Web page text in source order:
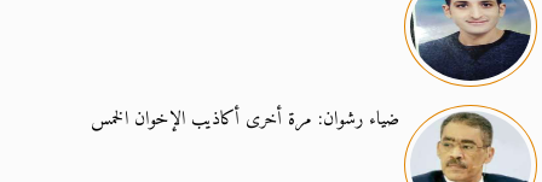
ضياء رشوان: مرة أخرى أكاذيب الإخوان الخمس